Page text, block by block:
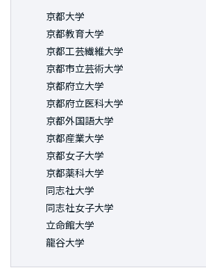
京都大学
京都教育大学
京都工芸繊維大学
京都市立芸術大学
京都府立大学
京都府立医科大学
京都外国語大学
京都産業大学
京都女子大学
京都薬科大学
同志社大学
同志社女子大学
立命館大学
龍谷大学